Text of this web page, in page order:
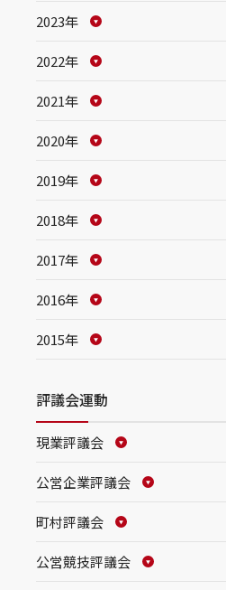
2023年
2022年
2021年
2020年
2019年
2018年
2017年
2016年
2015年
評議会運動
現業評議会
公営企業評議会
町村評議会
公営競技評議会